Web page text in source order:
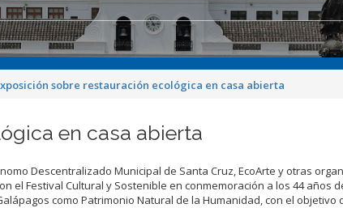
sobre restauración ecológica en casa abierta
en casa abierta
Descentralizado Municipal de Santa Cruz, EcoArte y otras
el Festival Cultural y Sostenible en conmemoración a los 44 años
como Patrimonio Natural de la Humanidad, con el objetivo